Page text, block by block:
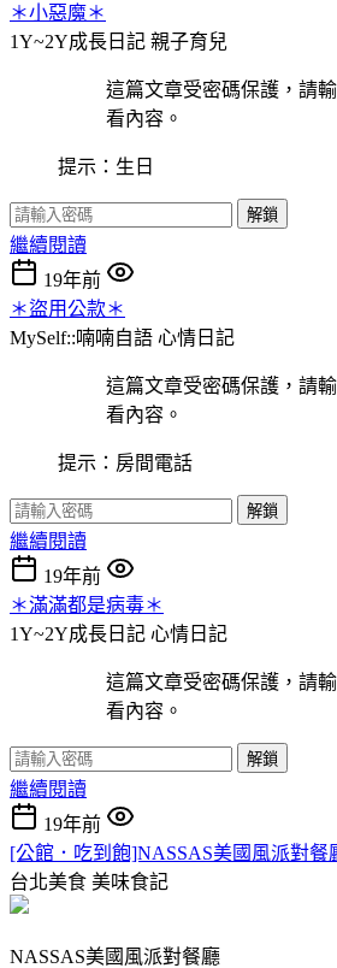
＊小惡魔＊
1Y~2Y成長日記 親子育兒
這篇文章受密碼保護，請
看內容。
提示：生日
解鎖
繼續閱讀
19年前
＊盜用公款＊
MySelf::喃喃自語 心情日記
這篇文章受密碼保護，請
看內容。
提示：房間電話
解鎖
繼續閱讀
19年前
＊滿滿都是病毒＊
1Y~2Y成長日記 心情日記
這篇文章受密碼保護，請
看內容。
解鎖
繼續閱讀
19年前
[公館．吃到飽]NASSAS美國風派對餐
台北美食 美味食記
NASSAS美國風派對餐廳